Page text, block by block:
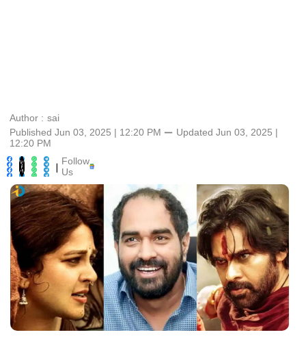
Author : sai
Published Jun 03, 2025 | 12:20 PM ⚊ Updated Jun 03, 2025 |
12:20 PM
| Follow
Us